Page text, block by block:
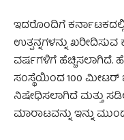
ಇದರೊಂದಿಗೆ
ಉತ್ಪನ್ನಗಳನ್ನು ಖರೀದಿಸುವ
ವರ್ಷಗಳಿಗೆ ಹೆಚ್ಚಿಸಲಾಗಿದೆ.
ಸಂಸ್ಥೆಯಿಂದ 100 ಮೀಟರ್
ನಿಷೇಧಿಸಲಾಗಿದೆ ಮತ್ತು
ಮಾರಾಟವನ್ನು ಇನ್ನು